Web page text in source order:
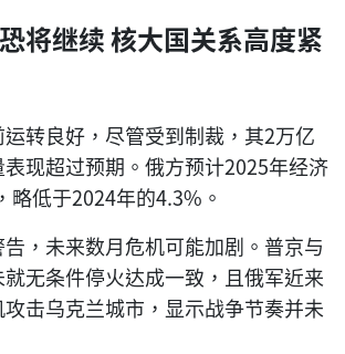
将继续 核大国关系高度紧
转良好，尽管受到制裁，其2万亿
现超过预期。俄方预计2025年经济
略低于2024年的4.3%。
，未来数月危机可能加剧。普京与
无条件停火达成一致，且俄军近来
击乌克兰城市，显示战争节奏并未